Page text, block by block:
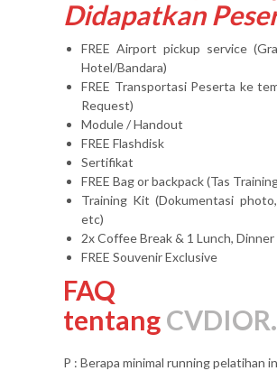
Didapatkan
FREE Airport pickup service
Hotel/Bandara)
FREE Transportasi Peserta ke
Request)
Module / Handout
FREE Flashdisk
Sertifikat
FREE Bag or backpack (Tas
Training Kit (Dokumentasi
etc)
2x Coffee Break & 1 Lunch, Dinner
FREE Souvenir Exclusive
FAQ
tentang
P : Berapa minimal running pelatihan